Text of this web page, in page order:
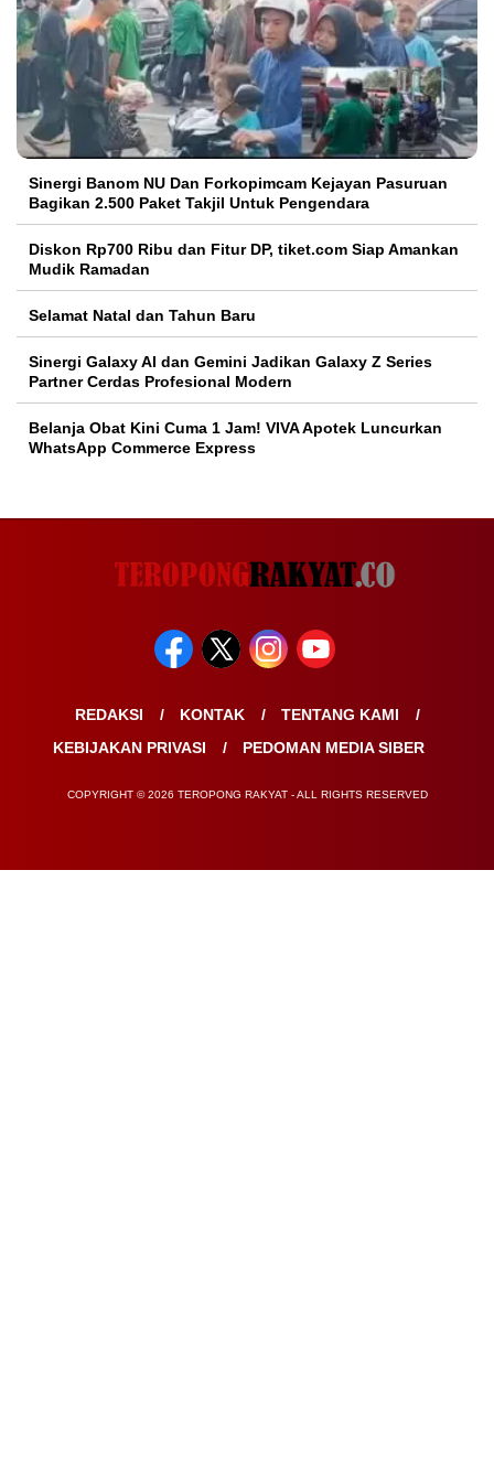
Sinergi Banom NU Dan Forkopimcam Kejayan Pasuruan
Bagikan 2.500 Paket Takjil Untuk Pengendara
Diskon Rp700 Ribu dan Fitur DP, tiket.com Siap Amankan
Mudik Ramadan
Selamat Natal dan Tahun Baru
Sinergi Galaxy AI dan Gemini Jadikan Galaxy Z Series
Partner Cerdas Profesional Modern
Belanja Obat Kini Cuma 1 Jam! VIVA Apotek Luncurkan
WhatsApp Commerce Express
REDAKSI KONTAK
TENTANG KAMI
KEBIJAKAN PRIVASI
PEDOMAN MEDIA SIBER
COPYRIGHT © 2026 TEROPONG RAKYAT - ALL RIGHTS RESERVED